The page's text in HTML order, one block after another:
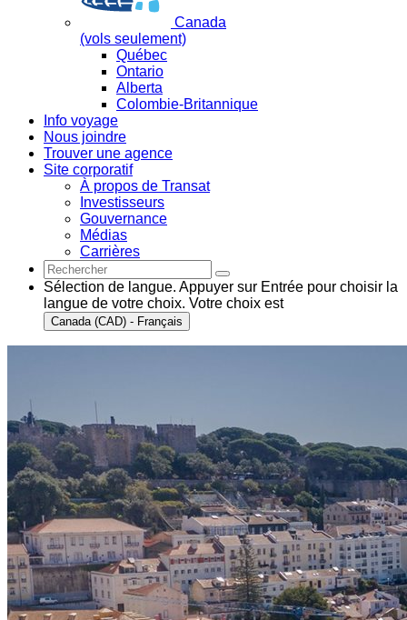
Canada
(vols seulement)
Québec
Ontario
Alberta
Colombie-Britannique
Info voyage
Nous joindre
Trouver une agence
Site corporatif
À propos de Transat
Investisseurs
Gouvernance
Médias
Carrières
Sélection de langue. Appuyer sur Entrée pour choisir la
langue de votre choix. Votre choix est
Canada (CAD) - Français